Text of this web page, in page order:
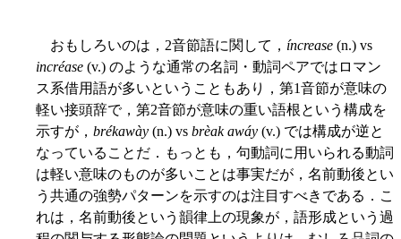
おもしろいのは，2音節語に関して， íncrease (n.) vs
incréase (v.) のような通常の名詞・動詞ペアではロマン
ス系借用語が多いということもあり，第1音節が意味の
軽い接頭辞で，第2音節が意味の重い語根という構成を
示すが， brékawày (n.) vs brèak awáy (v.) では構成が逆と
なっていることだ．もっとも，句動詞に用いられる動詞
は軽い意味のものが多いことは事実だが，名前動後とい
う共通の強勢パターンを示すのは注目すべきである．こ
れは，名前動後という韻律上の現象が，語形成という過